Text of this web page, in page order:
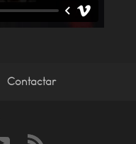
Contactar